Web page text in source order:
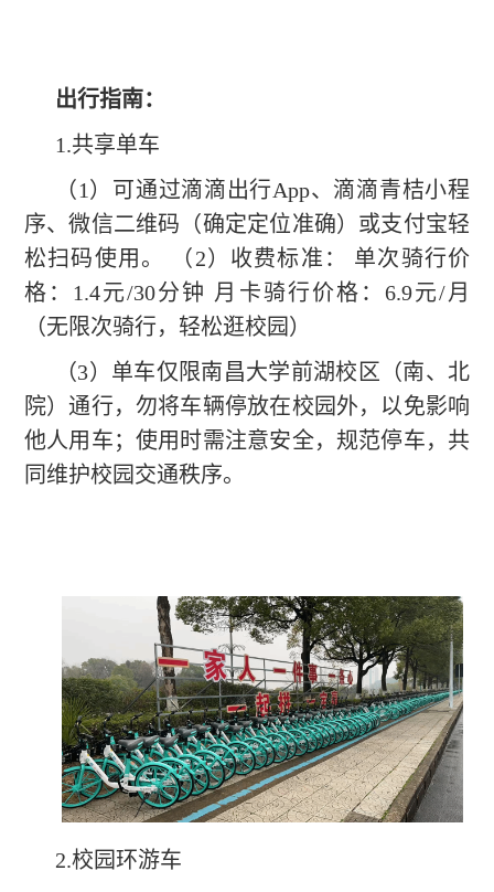
出行指南：
1.共享单车
（1）可通过滴滴出行App、滴滴青桔小程
序、微信二维码（确定定位准确）或支付宝轻
松扫码使用。 （2）收费标准： 单次骑行价
格：1.4元/30分钟 月卡骑行价格：6.9元/月
（无限次骑行，轻松逛校园）
（3）单车仅限南昌大学前湖校区（南、北
院）通行，勿将车辆停放在校园外，以免影响
他人用车；使用时需注意安全，规范停车，共
同维护校园交通秩序。
2.校园环游车